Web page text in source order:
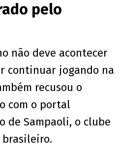
pelo
não deve acontecer
continuar jogando na
recusou o
com o portal
de Sampaoli, o clube